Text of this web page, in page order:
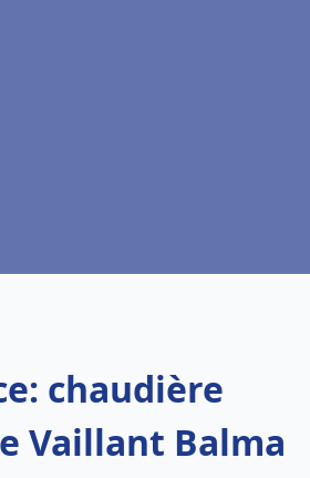
chaudière
Vaillant Balma